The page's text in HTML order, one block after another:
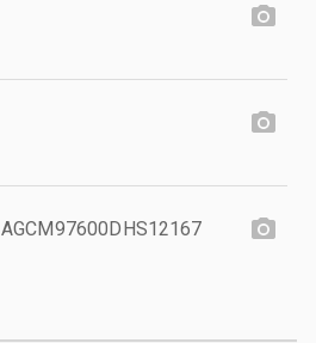
AGCM97600DHS12167